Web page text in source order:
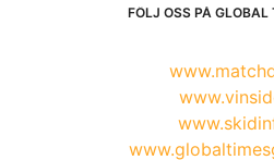
FÖLJ OSS PÅ GLOBAL